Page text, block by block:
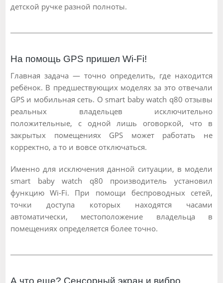
детской ручке разной полноты.
На помощь GPS пришел Wi-Fi!
Главная задача — точно определить, где находится
ребёнок. В предшествующих моделях за это отвечали
GPS и мобильная сеть. О smart baby watch q80 отзывы
реальных владельцев исключительно
положительные, с одной лишь оговоркой, что в
закрытых помещениях GPS может работать не
корректно, а то и вовсе отключаться.
Именно для исключения данной ситуации, в модели
smart baby watch q80 производитель установил
функцию Wi-Fi. При помощи беспроводных сетей,
точки доступа которых находятся часами
автоматически, местоположение владельца в
помещениях определяется более точно.
А что еще? Сенсорный экран и вибро